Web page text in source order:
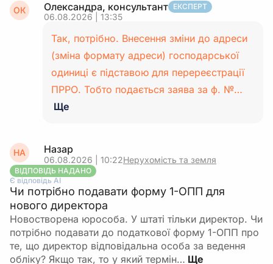
ОК Олександра, консультант ЕКСПЕРТ
06.08.2026 | 13:35
Так, потрібно. Внесення зміни до адреси
(зміна формату адреси) господарської
одиниці є підставою для перереєстрації
ПРРО. Тобто подається заява за ф. №…
Ще
НА Назар
06.08.2026 | 10:22Нерухомість та земля
ВІДПОВІДЬ НАДАНО
Є відповідь АІ
Чи потрібно подавати форму 1-ОПП для
нового директора
Новостворена юрособа. У штаті тільки директор. Чи
потрібно подавати до податкової форму 1-ОПП про
те, що директор відповідальна особа за ведення
обліку? Якщо так, то у який термін…